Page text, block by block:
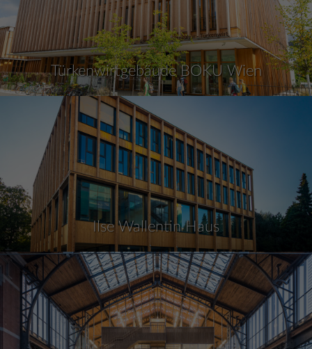
Türkenwirtgebäude BOKU Wien
Ilse Wallentin Haus